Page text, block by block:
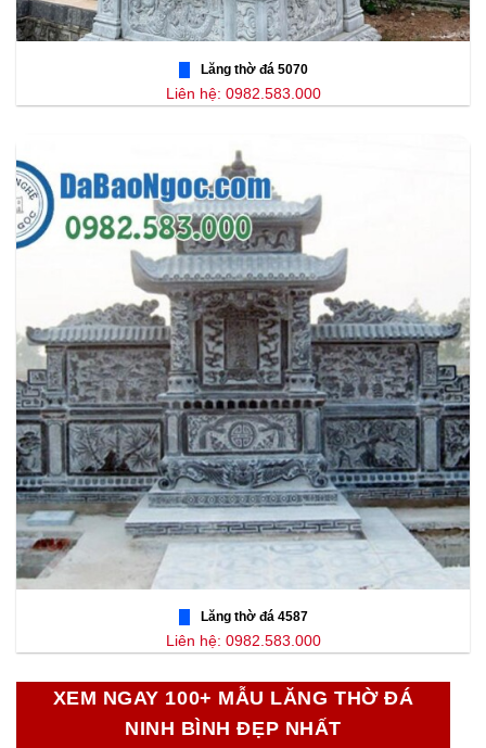
Lăng thờ đá 5070
Liên hệ: 0982.583.000
Lăng thờ đá 4587
Liên hệ: 0982.583.000
XEM NGAY 100+ MẪU LĂNG THỜ ĐÁ
NINH BÌNH ĐẸP NHẤT